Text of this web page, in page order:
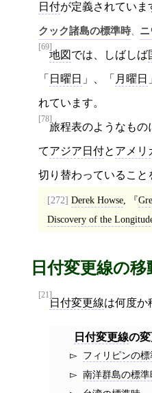
日付が定義されていま
クック諸島の標準時、
[69]
地図 では、しばしば
「 日曜日 」、「 月曜日
れています。
[78]
旅程表のようなもの
てアジア日付と アメリ
切り替わっていること
[272] Derek Howse,
Discovery of the
日付変更線の移
[21]
日付変更線は何度か
日付変更線の
フィリピンの
南洋群島の標準